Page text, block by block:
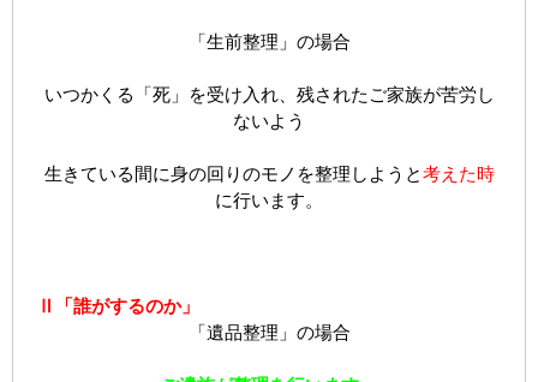
「生前整理」の場合
いつかくる「死」を受け入れ、残されたご家族が苦労し
ないよう
生きている間に身の回りのモノを整理しようと考えた時
に行います。
Ⅱ「誰がするのか」
「遺品整理」の場合